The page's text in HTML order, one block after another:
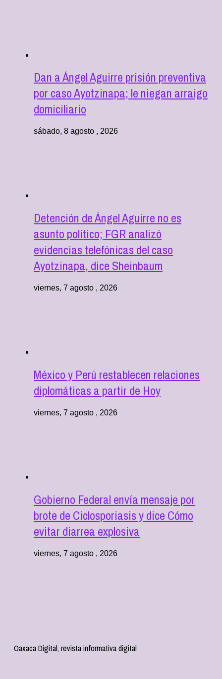
Dan a Ángel Aguirre prisión preventiva
por caso Ayotzinapa; le niegan arraigo
domiciliario
sábado, 8 agosto , 2026
Detención de Ángel Aguirre no es
asunto político; FGR analizó
evidencias telefónicas del caso
Ayotzinapa, dice Sheinbaum
viernes, 7 agosto , 2026
México y Perú restablecen relaciones
diplomáticas a partir de Hoy
viernes, 7 agosto , 2026
Gobierno Federal envía mensaje por
brote de Ciclosporiasis y dice Cómo
evitar diarrea explosiva
viernes, 7 agosto , 2026
Oaxaca Digital, revista informativa digital